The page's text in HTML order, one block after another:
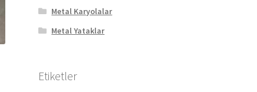
Metal Karyolalar
Metal Yataklar
Etiketler